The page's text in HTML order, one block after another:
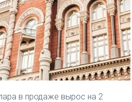
в продаже вырос на 2